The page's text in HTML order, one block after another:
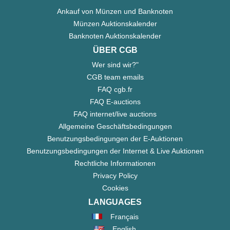
Ankauf von Münzen und Banknoten
Münzen Auktionskalender
Banknoten Auktionskalender
ÜBER CGB
Wer sind wir?"
CGB team emails
FAQ cgb.fr
FAQ E-auctions
FAQ internet/live auctions
Allgemeine Geschäftsbedingungen
Benutzungsbedingungen der E-Auktionen
Benutzungsbedingungen der Internet & Live Auktionen
Rechtliche Informationen
Privacy Policy
Cookies
LANGUAGES
Français